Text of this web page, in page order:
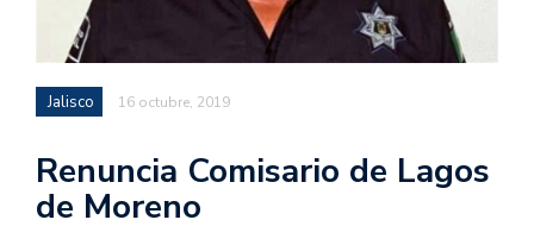
Jalisco 16 octubre, 2019
Renuncia Comisario de Lagos
de Moreno